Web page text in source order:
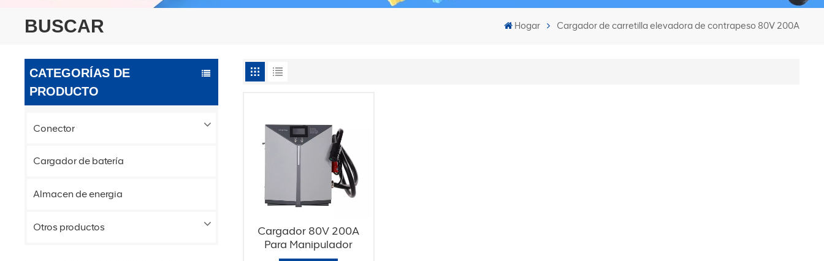
BUSCAR Hogar Cargador de carretilla elevadora de contrapeso 80V 200A
CATEGORÍAS DE
PRODUCTO
Conector
Cargador de batería
Almacen de energia
Otros productos
Cargador 80V 200A
Para Manipulador
Telescópico